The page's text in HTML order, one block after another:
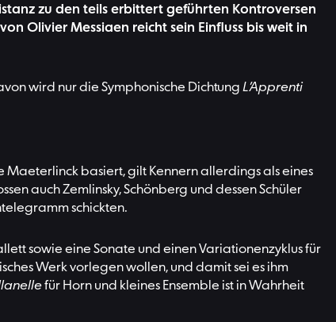
zu den teils erbittert geführten Kontroversen
Olivier Messiaen reicht sein Einfluss bis weit in
wird nur die Symphonische Dichtung L’Apprenti
basiert, gilt Kennern allerdings als eines
auch Zemlinsky, Schönberg und dessen Schüler
schickten.
sowie eine Sonate und einen Variationenzyklus für
Werk vorlegen wollen, und damit sei es ihm
für Horn und kleines Ensemble ist in Wahrheit